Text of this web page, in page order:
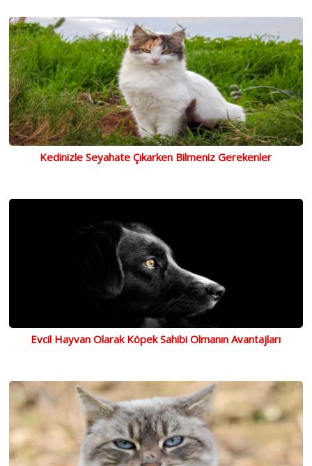
Kedinizle Seyahate Çıkarken Bilmeniz Gerekenler
Evcil Hayvan Olarak Köpek Sahibi Olmanın Avantajları